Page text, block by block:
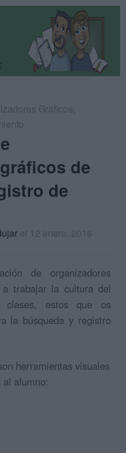
Gráficos,
de
de
el 12 enero, 2016
de organizadores
trabajar la cultura del
clases, estos que os
la búsqueda y registro
herramientas visuales
alumno: